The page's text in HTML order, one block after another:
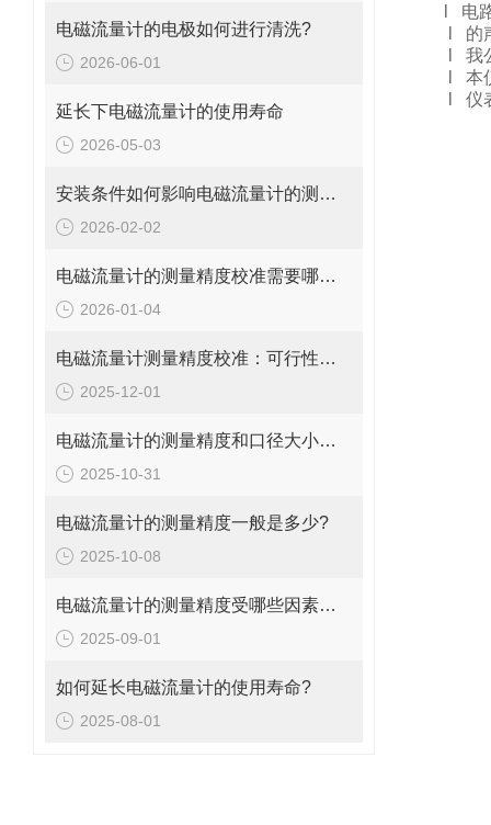
电磁流量计的电极如何进行清洗?
2026-06-01
延长下电磁流量计的使用寿命
2026-05-03
安装条件如何影响电磁流量计的测量精度?
2026-02-02
电磁流量计的测量精度校准需要哪些工具和设备?
2026-01-04
电磁流量计测量精度校准：可行性、方法与实操指南
2025-12-01
电磁流量计的测量精度和口径大小的关系是什么?
2025-10-31
电磁流量计的测量精度一般是多少?
2025-10-08
电磁流量计的测量精度受哪些因素影响?
2025-09-01
如何延长电磁流量计的使用寿命?
2025-08-01
电
的
我
本
仪